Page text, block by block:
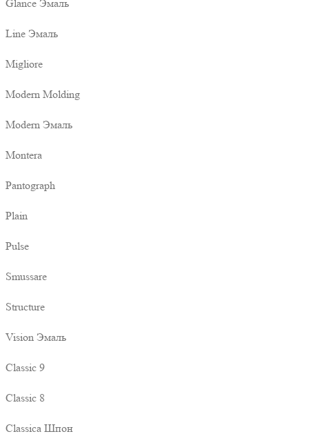
Glance Эмаль
Line Эмаль
Migliore
Modern Molding
Modern Эмаль
Montera
Pantograph
Plain
Pulse
Smussare
Structure
Vision Эмаль
Classic 9
Classic 8
Classica Шпон